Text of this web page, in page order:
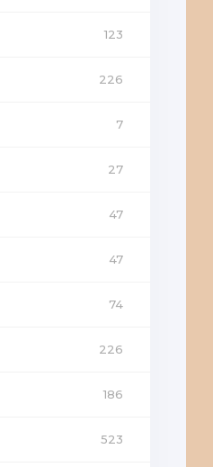
123
226
7
27
47
47
74
226
186
523